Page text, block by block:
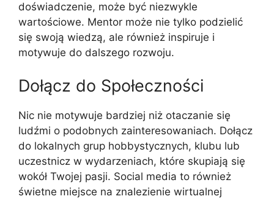
doświadczenie, może być niezwykle
wartościowe. Mentor może nie tylko podzielić
się swoją wiedzą, ale również inspiruje i
motywuje do dalszego rozwoju.
Dołącz do Społeczności
Nic nie motywuje bardziej niż otaczanie się
ludźmi o podobnych zainteresowaniach. Dołącz
do lokalnych grup hobbystycznych, klubu lub
uczestnicz w wydarzeniach, które skupiają się
wokół Twojej pasji. Social media to również
świetne miejsce na znalezienie wirtualnej